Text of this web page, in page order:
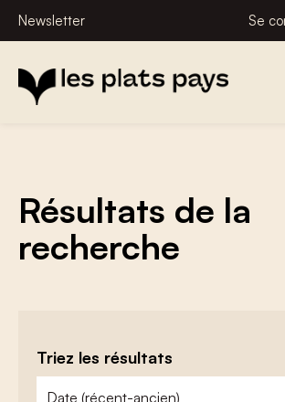
Newsletter Se
Résultats de la
recherche
Triez les résultats
zoeken - sorteer
trier le contenu